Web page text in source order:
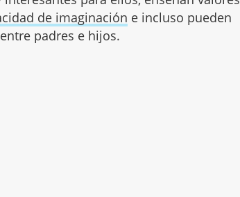
de imaginación e incluso pueden
padres e hijos.